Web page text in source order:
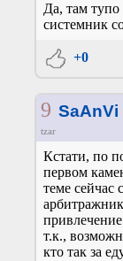
Да, там тупо
системник
+0
9 SaAnVi
tzar
Кстати, по
первом
теме сейчас
т.к.,
кто так за